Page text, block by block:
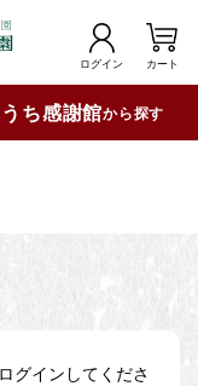
ログイン カート
ち感謝館から探す
グインしてくださ